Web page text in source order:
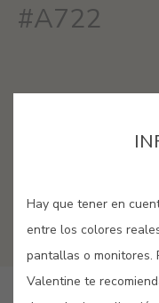
#A722
Hay que tener en
entre los colores
pantallas o monitores.
Valentine te